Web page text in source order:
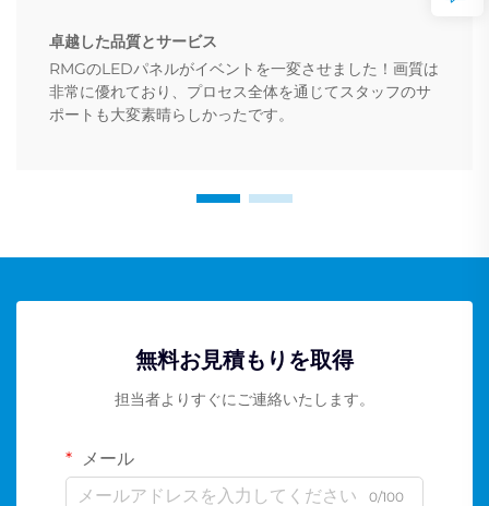
卓越した品質とサービス
RMGのLEDパネルがイベントを一変させました！画質は
非常に優れており、プロセス全体を通じてスタッフのサ
ポートも大変素晴らしかったです。
無料お見積もりを取得
担当者よりすぐにご連絡いたします。
メール
0/100